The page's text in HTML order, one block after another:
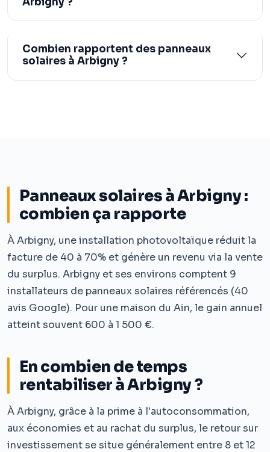
Panneaux solaires à Arbigny :
combien ça rapporte
À Arbigny, une installation photovoltaïque réduit la
facture de 40 à 70% et génère un revenu via la vente
du surplus. Arbigny et ses environs comptent 9
installateurs de panneaux solaires référencés (40
avis Google). Pour une maison du Ain, le gain annuel
atteint souvent 600 à 1 500 €.
En combien de temps
rentabiliser à Arbigny ?
À Arbigny, grâce à la prime à l'autoconsommation,
aux économies et au rachat du surplus, le retour sur
investissement se situe généralement entre 8 et 12
Combien rapportent des panneaux
solaires à Arbigny ?